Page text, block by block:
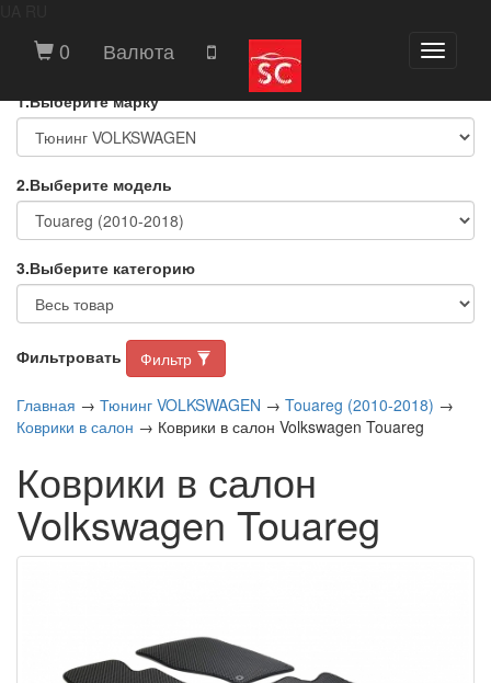
Toggle
0 Валюта
ВЫБЕРИТЕ МАРКУ И МОДЕЛЬ
АВТОМОБИЛЯ
1.Выберите марку
2.Выберите модель
3.Выберите категорию
Фильтровать Фильтр
Главная → Тюнинг VOLKSWAGEN → Touareg (2010-2018) →
Коврики в салон → Коврики в салон Volkswagen Touareg
Коврики в салон
Volkswagen Touareg